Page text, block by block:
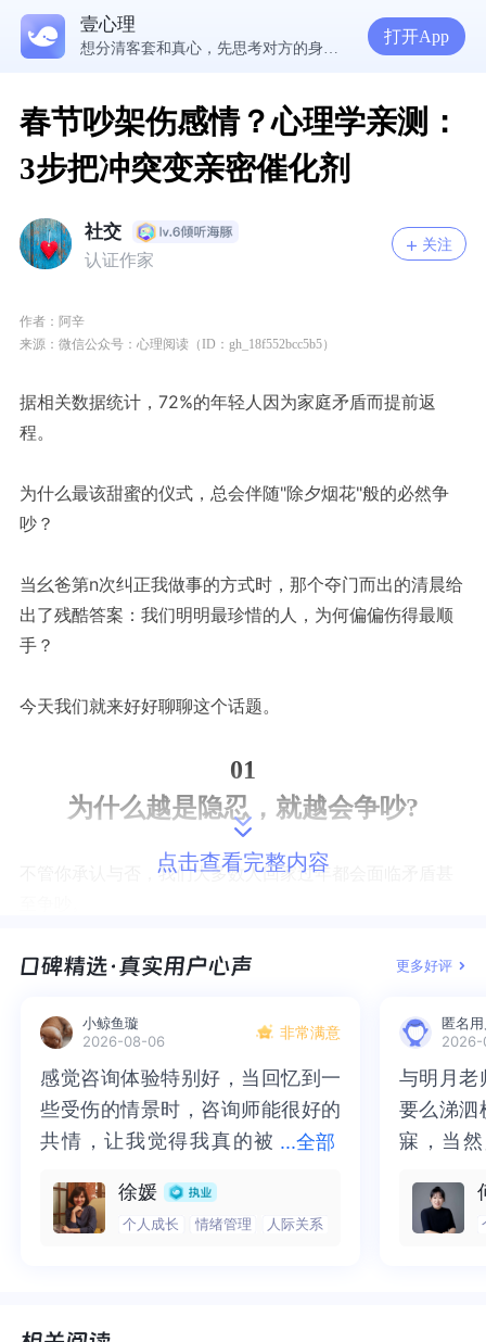
壹心理
打开App
春节吵架伤感情？心理学亲测：
3步把冲突变亲密催化剂
社交
认证作家
关注
作者： 阿辛
来源：微信公众号： 心理阅读（ID：gh_18f552bcc5b5）
据相关数据统计，72%的年轻人因为家庭矛盾而提前返
程。
为什么最该甜蜜的仪式，总会伴随"除夕烟花"般的必然争
吵？
当幺爸第n次纠正我做事的方式时，那个夺门而出的清晨给
出了残酷答案：我们明明最珍惜的人，为何偏偏伤得最顺
手？
今天我们就来好好聊聊这个话题。
01
为什么越是隐忍，就越会争吵?
不管你承认与否，我们大多数人回家过年都会面临矛盾甚
一方面，离开了熟悉的工位，来到一个相对陌生的房间，
另一方面，我们每天都得面对着观念和行为习惯均不同的
家人，疲惫应对着他们的思想入侵，尽管大家表面上风平
浪静，实则怨声载道，争吵随时会爆发。
在春节这个特殊的节日，大家都想一味和谐，忽视甚至压
抑自己的怒气，但是怒气怎可能如此听话，该发的火还是
要发，只不过被我们人为延长了。
则，谁也不愿意大动干戈，即便是简单地表达不满，也存
点击查看完整内容
更多好评
小鲸鱼璇
2026-08-06
非常满意
...全部
感觉咨询体验特别好，当回忆到一
些受伤的情景时，咨询师能很好的
共情，让我觉得我真的被
一部分未处理的情绪被注意到了，
而且当咨询师准确说出我当时的情
觉轻快了很多，感觉轻松了。很感
感觉咨询体验特别好，当回忆到一
些受伤的情景时，咨询师能很好的
共情，让我觉得我真的被抱住了。
处理的情绪被注意到了，而且当咨
询师准确说出我当时的情绪，我感
了很多，感觉轻松了。很感谢咨询
徐媛
个人成长 情绪管理 人际关系
匿名
2026-
与明月老
要么涕泗
寐，当
来，觉
再困于
与明月老
要么涕泗
寐，当然
不必再
梏，更